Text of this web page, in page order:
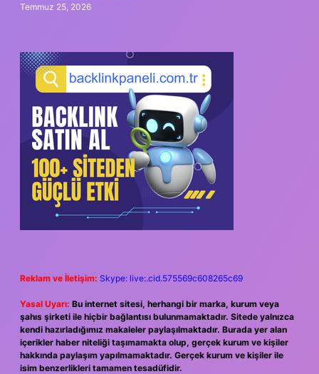
Temmuz 25, 2026
Reklam ve İletişim: Skype: live:.cid.575569c608265c69
Yasal Uyarı: Bu internet sitesi, herhangi bir marka, kurum veya
şahıs şirketi ile hiçbir bağlantısı bulunmamaktadır. Sitede yalnızca
kendi hazırladığımız makaleler paylaşılmaktadır. Burada yer alan
içerikler haber niteliği taşımamakta olup, gerçek kurum ve kişiler
hakkında paylaşım yapılmamaktadır. Gerçek kurum ve kişiler ile
isim benzerlikleri tamamen tesadüfidir.